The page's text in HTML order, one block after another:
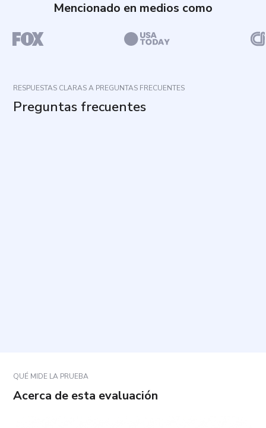
Mencionado en medios como
RESPUESTAS CLARAS A PREGUNTAS FRECUENTES
Preguntas frecuentes
QUÉ MIDE LA PRUEBA
Acerca de esta evaluación